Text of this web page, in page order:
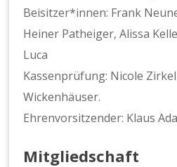
Beisitzer*innen: Frank
Heiner Patheiger, Alissa
Luca
Kassenprüfung: Nicole
Wickenhäuser.
Ehrenvorsitzender: Klaus
Mitgliedschaft